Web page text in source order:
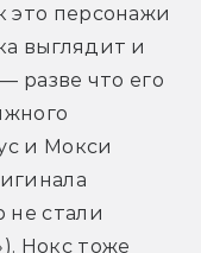
это персонажи
выглядит и
разве что его
и Мокси
не стали
Нокс тоже